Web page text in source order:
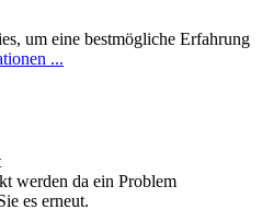
um eine bestmögliche Erfahrung
...
werden da ein Problem
es erneut.